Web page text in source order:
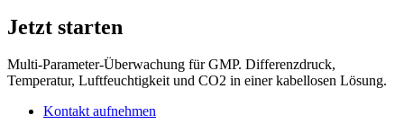
Jetzt starten
Multi-Parameter-Überwachung für GMP. Differenzdruck,
Temperatur, Luftfeuchtigkeit und CO2 in einer kabellosen Lösung.
Kontakt aufnehmen